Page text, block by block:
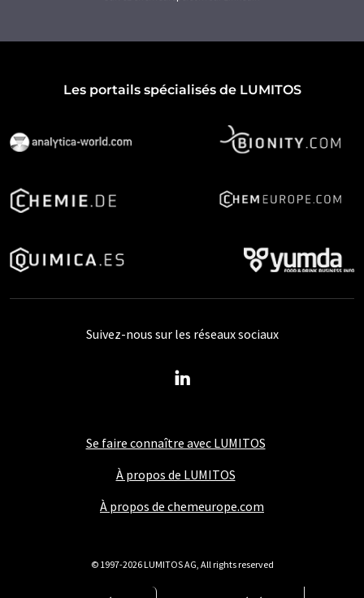
Les portails spécialisés de LUMITOS
Se faire connaître avec LUMITOS
À propos de LUMITOS
À propos de chemeurope.com
Suivez-nous sur les réseaux sociaux
© 1997-2026 LUMITOS AG, All rights reserved